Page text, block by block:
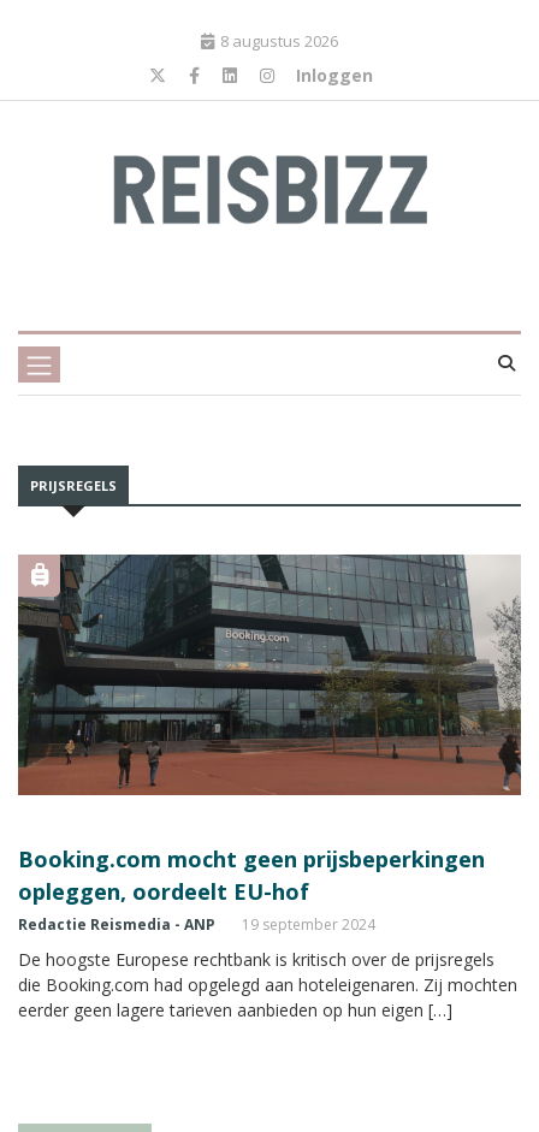
8 augustus 2026
Inloggen
PRIJSREGELS
Booking.com mocht geen prijsbeperkingen
opleggen, oordeelt EU-hof
Redactie Reismedia - ANP 19 september 2024
De hoogste Europese rechtbank is kritisch over de prijsregels
die Booking.com had opgelegd aan hoteleigenaren. Zij mochten
eerder geen lagere tarieven aanbieden op hun eigen […]